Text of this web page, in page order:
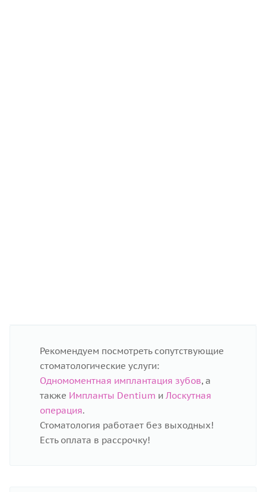
Рекомендуем посмотреть сопутствующие
стоматологические услуги:
Одномоментная имплантация зубов, а
также Импланты Dentium и Лоскутная
операция.
Стоматология работает без выходных!
Есть оплата в рассрочку!